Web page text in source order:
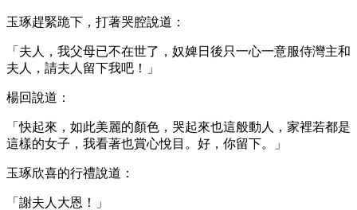
玉琢趕緊跪下，打著哭腔說道：
「夫人，我父母已不在世了，奴婢日後只一心一意服侍灣主和
夫人，請夫人留下我吧！」
楊回說道：
「快起來，如此美麗的顏色，哭起來也這般動人，家裡若都是
這樣的女子，我看著也賞心悅目。好，你留下。」
玉琢欣喜的行禮說道：
「謝夫人大恩！」